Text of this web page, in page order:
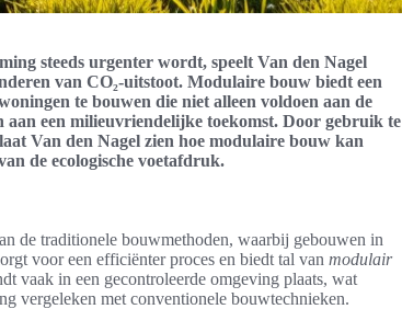
steeds urgenter wordt, speelt Van den Nagel
van CO₂-uitstoot. Modulaire bouw biedt een
te bouwen die niet alleen voldoen aan de
een milieuvriendelijke toekomst. Door gebruik te
Van den Nagel zien hoe modulaire bouw kan
de ecologische voetafdruk.
de traditionele bouwmethoden, waarbij gebouwen in
voor een efficiënter proces en biedt tal van modulair
vaak in een gecontroleerde omgeving plaats, wat
vergeleken met conventionele bouwtechnieken.